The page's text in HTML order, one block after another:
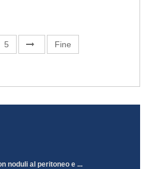
5 Fine
noduli al peritoneo e ...